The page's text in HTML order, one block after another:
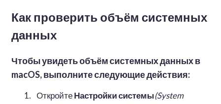
Как проверить объём системных
данных
Чтобы увидеть объём системных данных в
macOS, выполните следующие действия:
ОткройтеНастройки системы(System